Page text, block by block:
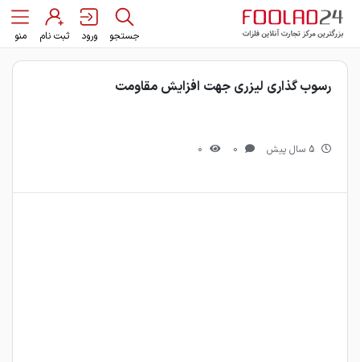
جستجو ورود ثبت نام منو
رسوب گذاری لیزری جهت افزایش مقاومت